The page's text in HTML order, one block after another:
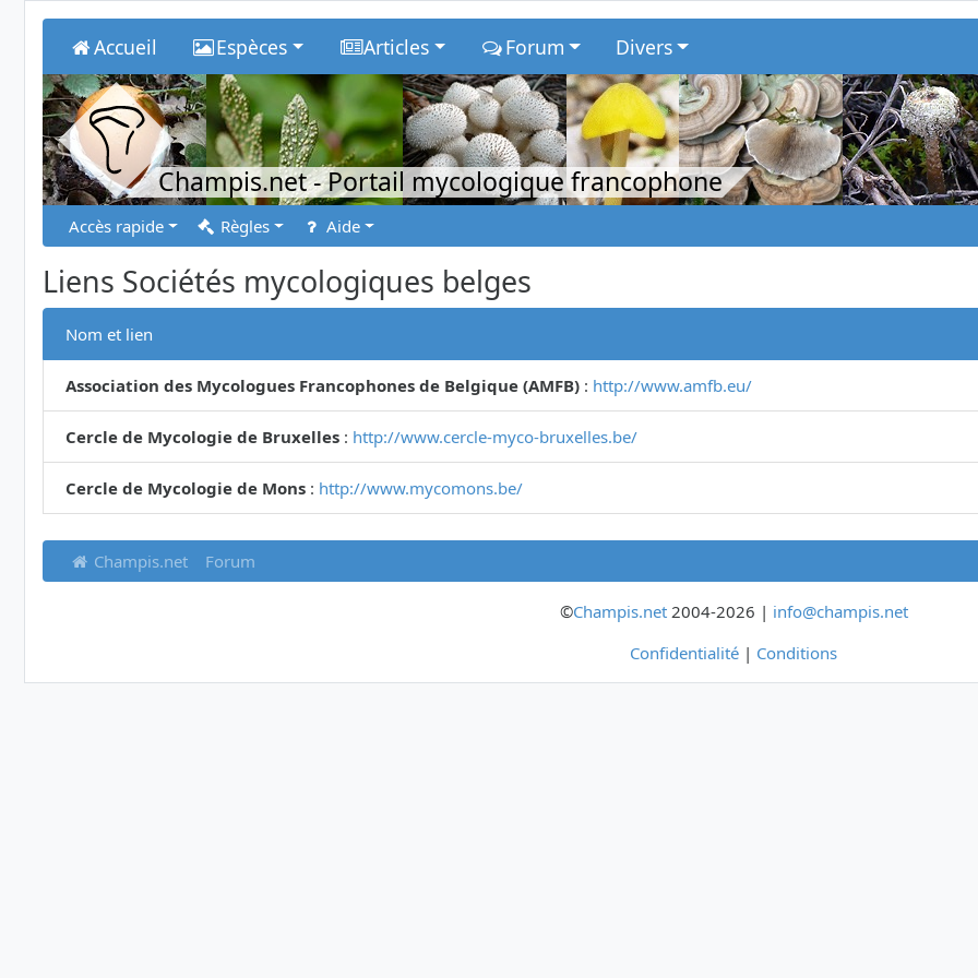
Accueil Espèces Articles Forum Divers
Champis.net- Portail mycologique francophone
Accès rapide Règles Aide
Liens Sociétés mycologiques belges
Nom et lien
Association des Mycologues Francophones de Belgique (AMFB) : http://www.amfb.eu/
Cercle de Mycologie de Bruxelles : http://www.cercle-myco-bruxelles.be/
Cercle de Mycologie de Mons : http://www.mycomons.be/
Champis.net Forum
©Champis.net2004-2026 | info@champis.net
Confidentialité | Conditions